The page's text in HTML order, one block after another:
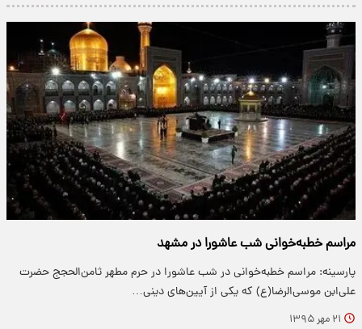
مراسم خطبه‌خوانی شب عاشورا در مشهد
پارسینه: مراسم خطبه‌خوانی در شب عاشورا در حرم مطهر ثامن‌الحجج حضرت
علی‌ابن موسی‌الرضا(ع) که یکی از آیین‌‌های دینی…
۲۱ مهر ۱۳۹۵